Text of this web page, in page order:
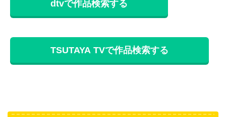
dtvで作品検索する
TSUTAYA TVで作品検索する